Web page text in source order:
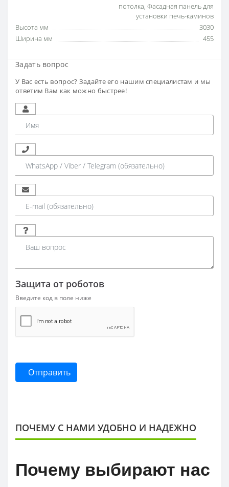
потолка, Фасадная панель для
установки печь-каминов
Высота мм
3030
Ширина мм
455
Задать вопрос
У Вас есть вопрос? Задайте его нашим специалистам и мы
ответим Вам как можно быстрее!
Защита от роботов
Введите код в поле ниже
Отправить
ПОЧЕМУ С НАМИ УДОБНО И НАДЕЖНО
Почему выбирают нас